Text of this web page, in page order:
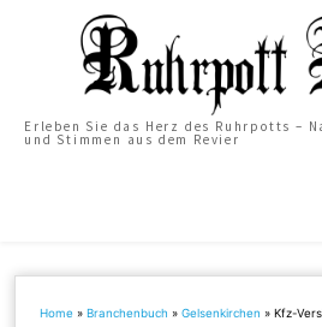
Erleben Sie das Herz des Ruhrpotts –
und Stimmen aus dem Revier
Home »Branchenbuch »Gelsenkirchen »Kfz-